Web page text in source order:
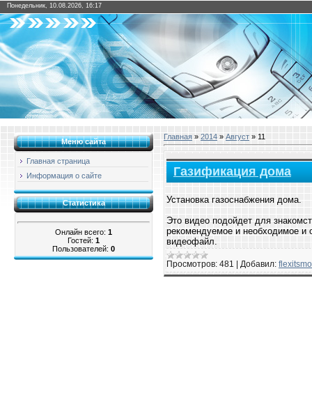
Понедельник, 10.08.2026, 16:17
Меню сайта
Главная страница
Информация о сайте
Статистика
Онлайн всего: 1
Гостей: 1
Пользователей: 0
Главная » 2014 » Август » 11
Газификация дома
Установка газоснабжения дома.
Это видео подойдет для
рекомендуемое и необходимое и
видеофайл.
Просмотров: 481 | Добавил: